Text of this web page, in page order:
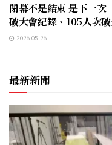
閉幕不是結束 是下一次
破大會紀錄、105人次
2026-05-26
最新新聞